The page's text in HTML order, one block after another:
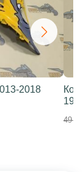
2018
49